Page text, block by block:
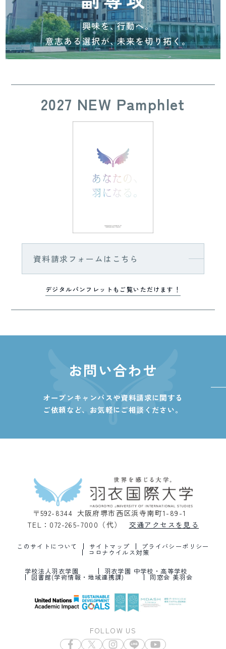
2027 NEW Pamphlet
資料請求フォームはこちら
デジタルパンフレットもご覧いただけます！
お問い合わせ
オープンキャンパスや資料請求に関する
ご依頼など、 お気軽にご相談ください。
〒592-8344 大阪府堺市西区浜寺南町1-89-1
TEL：072-265-7000（代）
交通アクセスを見る
このサイトについて サイトマップ プライバシーポリシー
コロナウイルス対策
学校法人羽衣学園 羽衣学園 中学校・高等学校
図書館(学術情報・地域連携課) 同窓会 美羽会
FOLLOW US